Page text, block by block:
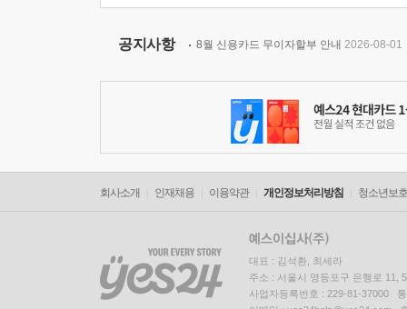
공지사항 8월 신용카드 무이자할부 안내 2026-08-01
회사소개 인재채용 이용약관 개인정보처리방침 청소년보
대표 : 김석환, 최세라
주소 : 서울시 영등포구 은행로 11,
사업자등록번호 : 229-81-37000